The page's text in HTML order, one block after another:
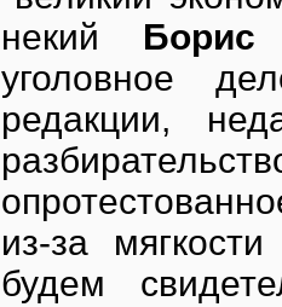
некий Борис
уголовное
редакции,
из-за
будем